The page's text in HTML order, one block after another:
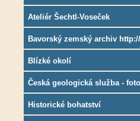
Ateliér Šechtl-Voseček
Bavorský zemský archiv
Blízké okolí
Česká geologická služba -
Historické bohatství